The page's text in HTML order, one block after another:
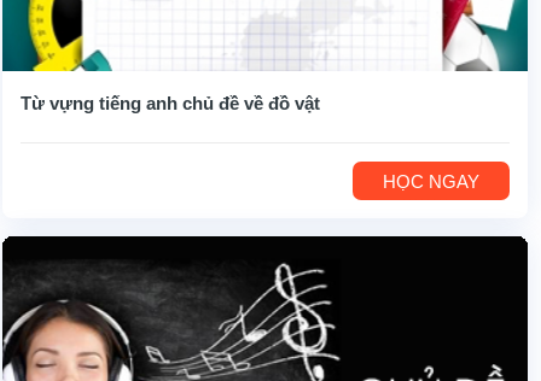
Từ vựng tiếng anh chủ đề về đồ vật
HỌC NGAY